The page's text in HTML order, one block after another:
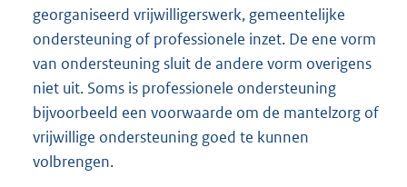
georganiseerd vrijwilligerswerk, gemeentelijke
ondersteuning of professionele inzet. De ene vorm
van ondersteuning sluit de andere vorm overigens
niet uit. Soms is professionele ondersteuning
bijvoorbeeld een voorwaarde om de mantelzorg of
vrijwillige ondersteuning goed te kunnen
volbrengen.